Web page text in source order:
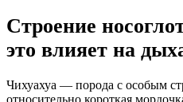
Строение
это влияет на
Чихуахуа — порода с особым
относительно короткая